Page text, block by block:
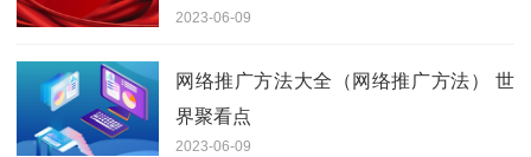
2023-06-09
网络推广方法大全（网络推广方法） 世
界聚看点
2023-06-09